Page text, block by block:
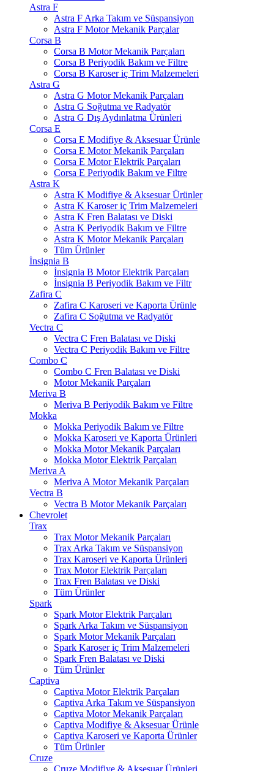
Astra F
Astra F Arka Takım ve Süspansiyon
Astra F Motor Mekanik Parçalar
Corsa B
Corsa B Motor Mekanik Parçaları
Corsa B Periyodik Bakım ve Filtre
Corsa B Karoser iç Trim Malzemeleri
Astra G
Astra G Motor Mekanik Parçaları
Astra G Soğutma ve Radyatör
Astra G Dış Aydınlatma Ürünleri
Corsa E
Corsa E Modifiye & Aksesuar Ürünle
Corsa E Motor Mekanik Parçaları
Corsa E Motor Elektrik Parçaları
Corsa E Periyodik Bakım ve Filtre
Astra K
Astra K Modifiye & Aksesuar Ürünler
Astra K Karoser iç Trim Malzemeleri
Astra K Fren Balatası ve Diski
Astra K Periyodik Bakım ve Filtre
Astra K Motor Mekanik Parçaları
Tüm Ürünler
İnsignia B
İnsignia B Motor Elektrik Parçaları
İnsignia B Periyodik Bakım ve Filtr
Zafira C
Zafira C Karoseri ve Kaporta Ürünle
Zafira C Soğutma ve Radyatör
Vectra C
Vectra C Fren Balatası ve Diski
Vectra C Periyodik Bakım ve Filtre
Combo C
Combo C Fren Balatası ve Diski
Motor Mekanik Parçaları
Meriva B
Meriva B Periyodik Bakım ve Filtre
Mokka
Mokka Periyodik Bakım ve Filtre
Mokka Karoseri ve Kaporta Ürünleri
Mokka Motor Mekanik Parçaları
Mokka Motor Elektrik Parçaları
Meriva A
Meriva A Motor Mekanik Parçaları
Vectra B
Vectra B Motor Mekanik Parçaları
Chevrolet
Trax
Trax Motor Mekanik Parçaları
Trax Arka Takım ve Süspansiyon
Trax Karoseri ve Kaporta Ürünleri
Trax Motor Elektrik Parçaları
Trax Fren Balatası ve Diski
Tüm Ürünler
Spark
Spark Motor Elektrik Parçaları
Spark Arka Takım ve Süspansiyon
Spark Motor Mekanik Parçaları
Spark Karoser iç Trim Malzemeleri
Spark Fren Balatası ve Diski
Tüm Ürünler
Captiva
Captiva Motor Elektrik Parçaları
Captiva Arka Takım ve Süspansiyon
Captiva Motor Mekanik Parçaları
Captiva Modifiye & Aksesuar Ürünle
Captiva Karoseri ve Kaporta Ürünler
Tüm Ürünler
Cruze
Cruze Modifiye & Aksesuar Ürünleri